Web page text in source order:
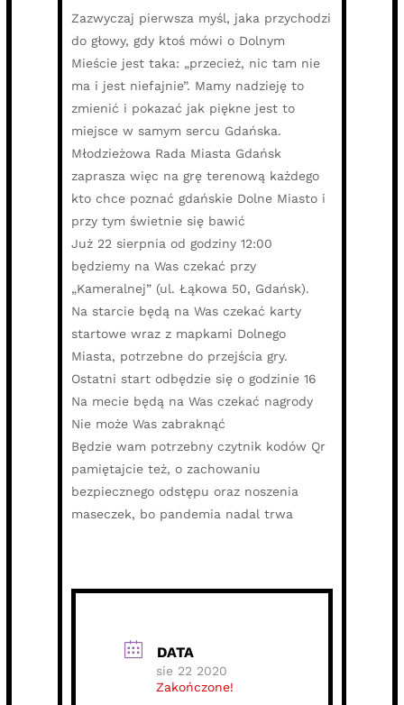
Zazwyczaj pierwsza myśl, jaka przychodzi
do głowy, gdy ktoś mówi o Dolnym
Mieście jest taka: „przecież, nic tam nie
ma i jest niefajnie”. Mamy nadzieję to
zmienić i pokazać jak piękne jest to
miejsce w samym sercu Gdańska.
Młodzieżowa Rada Miasta Gdańsk
zaprasza więc na grę terenową każdego
kto chce poznać gdańskie Dolne Miasto i
przy tym świetnie się bawić
Już 22 sierpnia od godziny 12:00
będziemy na Was czekać przy
„Kameralnej” (ul. Łąkowa 50, Gdańsk).
Na starcie będą na Was czekać karty
startowe wraz z mapkami Dolnego
Miasta, potrzebne do przejścia gry.
Ostatni start odbędzie się o godzinie 16
Na mecie będą na Was czekać nagrody
Nie może Was zabraknąć
Będzie wam potrzebny czytnik kodów Qr
pamiętajcie też, o zachowaniu
bezpiecznego odstępu oraz noszenia
maseczek, bo pandemia nadal trwa
DATA
sie 22 2020
Zakończone!